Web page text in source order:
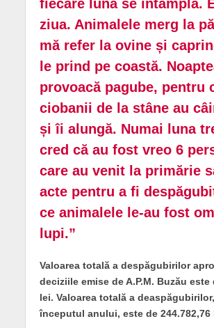
fiecare lună se întâmplă.
ziua. Animalele merg la
mă refer la ovine și
le prind pe coastă.
provoacă pagube, pentru
ciobanii de la stâne au
și îi alungă. Numai luna
cred că au fost vreo 6
care au venit la primărie
acte pentru a fi
ce animalele le-au fost
lupi.”
Valoarea totală a despăgubirilor
deciziile emise de A.P.M. Buzău este
lei. Valoarea totală a
începutul anului, este de 244.782,76